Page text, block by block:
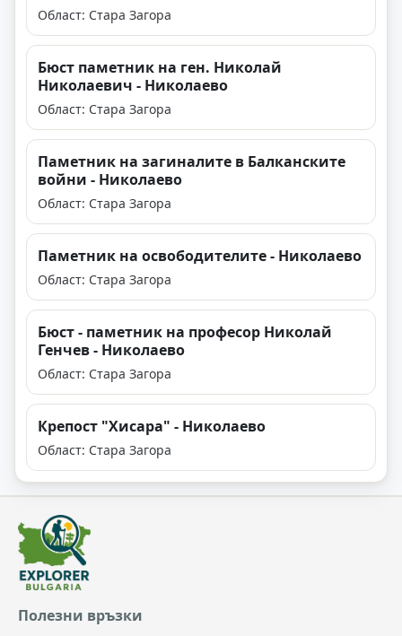
Област: Стара Загора
Бюст паметник на ген. Николай
Николаевич - Николаево
Област: Стара Загора
Паметник на загиналите в Балканските
войни - Николаево
Област: Стара Загора
Паметник на освободителите - Николаево
Област: Стара Загора
Бюст - паметник на професор Николай
Генчев - Николаево
Област: Стара Загора
Крепост "Хисара" - Николаево
Област: Стара Загора
Полезни връзки